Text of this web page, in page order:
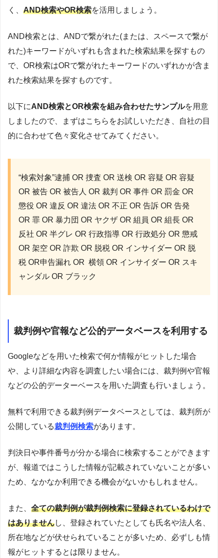
く、 AND検索やOR検索を活用しましょう。
AND検索とは、ANDで繋がれた(または、スペースで繋が
れた)キーワードがいずれも含まれた検索結果を探すもの
で、OR検索はORで繋がれたキーワードのいずれかが含ま
れた検索結果を探すものです。
以下にAND検索とOR検索を組み合わせたサンプルを用意
しましたので、まずはこちらをお試しいただき、自社の目
的に合わせて色々変化させてみてください。
“検索対象”逮捕 OR 捜査 OR 送検 OR 容疑 OR 容疑
OR 被告 OR 被告人 OR 裁判 OR 事件 OR 罰金 OR
懲役 OR 違反 OR 違法 OR 不正 OR 告訴 OR 告発
OR 罪 OR 暴力団 OR ヤクザ OR 組員 OR 組長 OR
反社 OR 半グレ OR 行政指導 OR 行政処分 OR 懲戒
OR 架空 OR 詐欺 OR 脱税 OR インサイダー OR 脱
税 OR申告漏れ OR 横領 OR インサイダー OR スキ
ャンダル OR ブラック
裁判例や官報など公的データベースを利用する
Googleなどを用いた検索で何か情報がヒットした場合
や、より詳細な内容を調査したい場合には、裁判例や官報
などの公的データーベースを用いた調査も行いましょう。
無料で利用できる裁判例データベースとしては、裁判所が
公開している裁判例検索があります。
判決日や事件番号が分かる場合に検索することができます
が、報道ではこうした情報が記載されていないことが多い
ため、なかなか利用できる機会がないかもしれません。
また、 全ての裁判例が裁判例検索に登録されているわけで
はありませんし、登録されていたとしても氏名や法人名、
所在地などが伏せられていることが多いため、必ずしも情
報がヒットするとは限りません。